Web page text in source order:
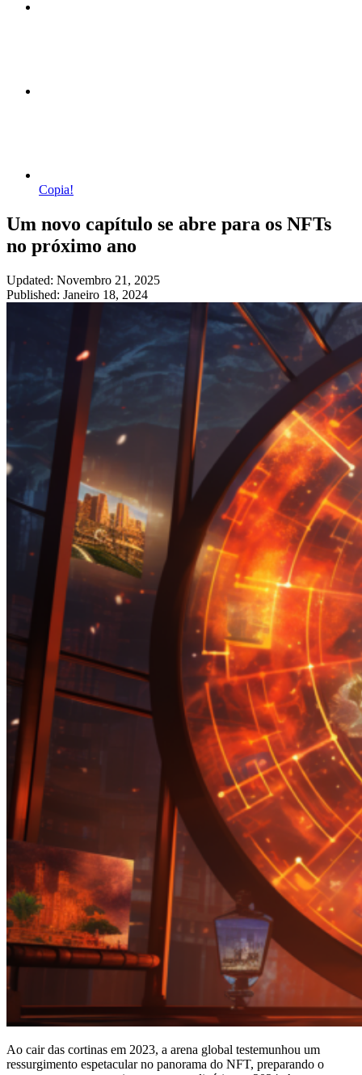
Copia!
Um novo capítulo se abre para os NFTs
no próximo ano
Updated: Novembro 21, 2025
Published: Janeiro 18, 2024
Ao cair das cortinas em 2023, a arena global testemunhou um
ressurgimento espetacular no panorama do NFT, preparando o